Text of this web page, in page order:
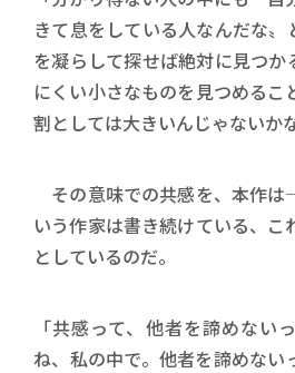
きて息をしている人なんだな〟
を凝らして探せば絶対に見つか
にくい小さなものを見つめるこ
割としては大きいんじゃないか
その意味での共感を、本作
いう作家は書き続けている、こ
としているのだ。
「共感って、他者を諦めない
ね、私の中で。他者を諦めない